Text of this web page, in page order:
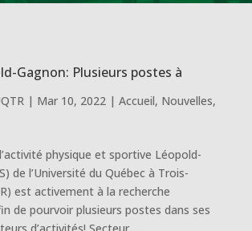
Gagnon: Plusieurs postes à
| Mar 10, 2022| Accueil, Nouvelles,
physique et sportive Léopold-
de l’Université du Québec à Trois-
est activement à la recherche
de pourvoir plusieurs postes dans ses